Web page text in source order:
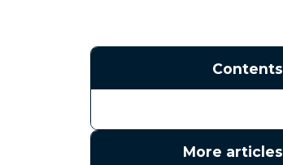
Contents
More articles